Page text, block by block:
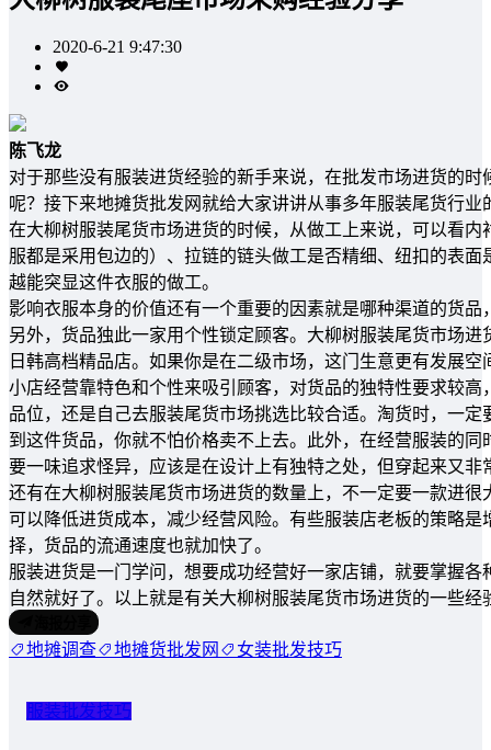
2020-6-21 9:47:30
陈飞龙
对于那些没有服装进货经验的新手来说，在批发市场进货的
呢？接下来地摊货批发网就给大家讲讲从事多年服装尾货行
在大柳树服装尾货市场进货的时候，从做工上来说，可以看
服都是采用包边的）、拉链的链头做工是否精细、纽扣的表
越能突显这件衣服的做工。
影响衣服本身的价值还有一个重要的因素就是哪种渠道的货
另外，货品独此一家用个性锁定顾客。大柳树服装尾货市场
日韩高档精品店。如果你是在二级市场，这门生意更有发展空
小店经营靠特色和个性来吸引顾客，对货品的独特性要求较
品位，还是自己去服装尾货市场挑选比较合适。淘货时，一
到这件货品，你就不怕价格卖不上去。此外，在经营服装的
要一味追求怪异，应该是在设计上有独特之处，但穿起来又
还有在大柳树服装尾货市场进货的数量上，不一定要一款进
可以降低进货成本，减少经营风险。有些服装店老板的策略
择，货品的流通速度也就加快了。
服装进货是一门学问，想要成功经营好一家店铺，就要掌握
自然就好了。以上就是有关大柳树服装尾货市场进货的一些
地摊调查 地摊货批发网 女装批发技巧
服装批发技巧